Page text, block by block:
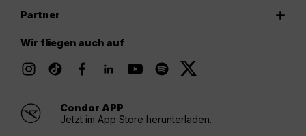
Partner
Wir fliegen auch auf
Condor APP
Jetzt im App Store herunterladen.